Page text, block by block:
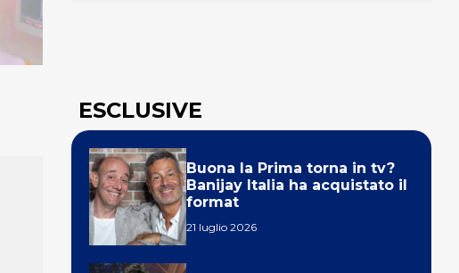
ESCLUSIVE
Buona la Prima torna in tv?
Banijay Italia ha acquistato il
format
21 luglio 2026